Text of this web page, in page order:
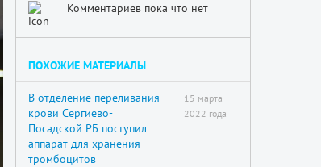
Комментариев пока что нет
ПОХОЖИЕ МАТЕРИАЛЫ
В отделение переливания
крови Сергиево-
Посадской РБ поступил
аппарат для хранения
тромбоцитов
15 марта
2022 года